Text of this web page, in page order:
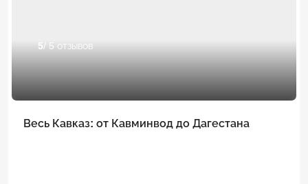
5/ 5 отзывов
Весь Кавказ: от Кавминвод до Дагестана